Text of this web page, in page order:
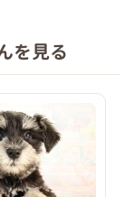
を見る